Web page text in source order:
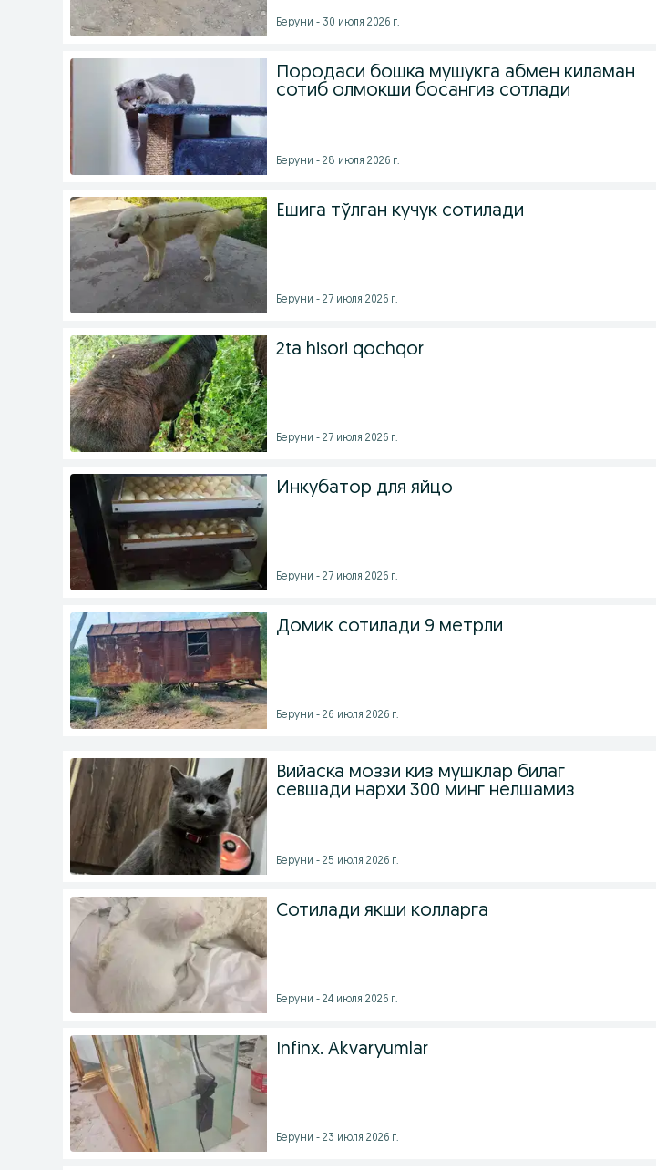
Беруни - 30 июля 2026 г.
Породаси бошка мушукга абмен киламан
сотиб олмокши босангиз сотлади
Беруни - 28 июля 2026 г.
Ёшига тўлган кучук сотилади
Беруни - 27 июля 2026 г.
2ta hisori qochqor
Беруни - 27 июля 2026 г.
Инкубатор для яйцо
Беруни - 27 июля 2026 г.
Домик сотилади 9 метрли
Беруни - 26 июля 2026 г.
Вийаска моззи киз мушклар билаг
севшади нархи 300 минг нелшамиз
Беруни - 25 июля 2026 г.
Сотилади якши колларга
Беруни - 24 июля 2026 г.
Infinx. Akvaryumlar
Беруни - 23 июля 2026 г.